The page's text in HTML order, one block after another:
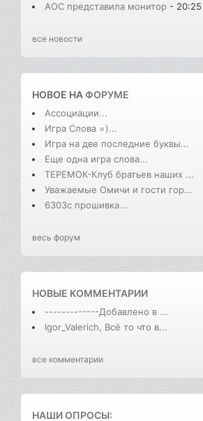
AOC представила монитор - 20:25
все новости
НОВОЕ НАФОРУМЕ
Ассоциации...
Игра Слова =)...
Игра на две последние буквы...
Еще одна игра слова...
ТЕРЕМОК-Клуб братьев наших ...
Уважаемые Омичи и гости гор...
6303с прошивка...
весь форум
НОВЫЕ КОММЕНТАРИИ
-------------Добавлено в ...
Igor_Valerich, Всё то что в...
все комментарии
НАШИ ОПРОСЫ: